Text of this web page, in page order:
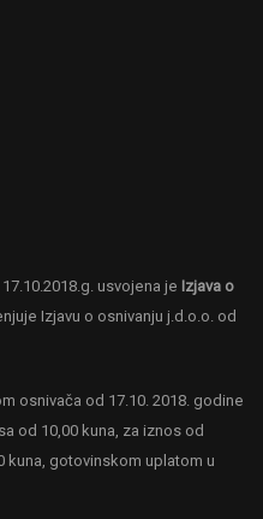
usvojena je Izjava o
Izjavu o osnivanju j.d.o.o. od
osnivača od 17.10. 2018. godine
od 10,00 kuna, za iznos od
kuna, gotovinskom uplatom u